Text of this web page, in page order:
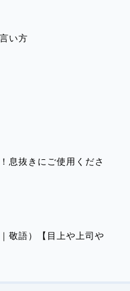
い方
息抜きにご使用くださ
敬語）【目上や上司や